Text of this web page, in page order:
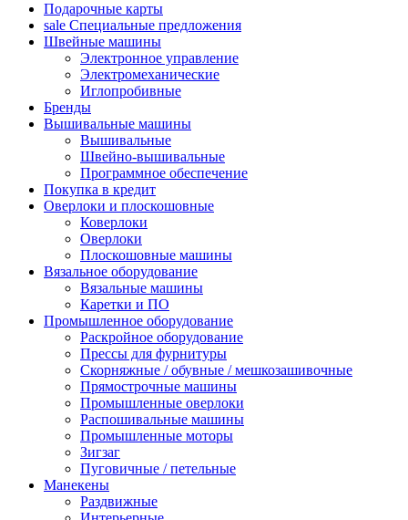
Подарочные карты
sale Специальные предложения
Швейные машины
Электронное управление
Электромеханические
Иглопробивные
Бренды
Вышивальные машины
Вышивальные
Швейно-вышивальные
Программное обеспечение
Покупка в кредит
Оверлоки и плоскошовные
Коверлоки
Оверлоки
Плоскошовные машины
Вязальное оборудование
Вязальные машины
Каретки и ПО
Промышленное оборудование
Раскройное оборудование
Прессы для фурнитуры
Скорняжные / обувные / мешкозашивочные
Прямострочные машины
Промышленные оверлоки
Распошивальные машины
Промышленные моторы
Зигзаг
Пуговичные / петельные
Манекены
Раздвижные